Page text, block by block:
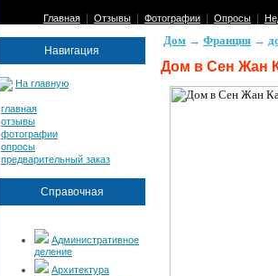
Главная Отзывы Фотографии Опросы
Навигация
На главную
главная
отзывы
фотографии
опросы
предварительный заказ
Справочная
Административное
деление
Архитектура
Дом → Франция →
Дом в Сен Жан